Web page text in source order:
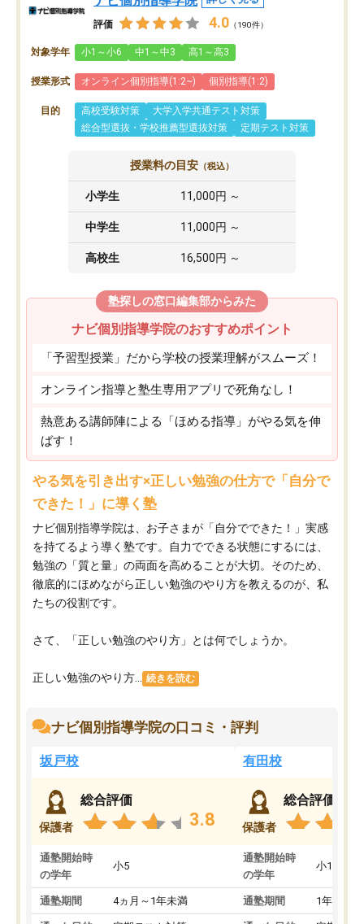
評価 4.0 （190件）
対象学年 小1～小6 中1～中3 高1～高3
授業形式 オンライン個別指導(1:2~) 個別指導(1:2)
目的 高校受験対策
大学入学共通テスト対策
総合型選抜・学校推薦型選抜対策
定期テスト対策
授業料の目安 （税込）
小学生 11,000円 ～
中学生 11,000円 ～
高校生 16,500円 ～
塾探しの窓口編集部からみた
ナビ個別指導学院のおすすめポイント
「予習型授業」だから学校の授業理解がスムーズ！
オンライン指導と塾生専用アプリで死角なし！
熱意ある講師陣による「ほめる指導」がやる気を伸
ばす！
やる気を引き出す×正しい勉強の仕方で「自分で
できた！」に導く塾
ナビ個別指導学院は、お子さまが「自分でできた！」実感
を持てるよう導く塾です。自力でできる状態にするには、
勉強の「質と量」の両面を高めることが大切。そのため、
徹底的にほめながら正しい勉強のやり方を教えるのが、私
たちの役割です。
さて、「正しい勉強のやり方」とは何でしょうか。
正しい勉強のやり方... 続きを読む
ナビ個別指導学院の口コミ・評判
坂戸校
保護者
総合評価
3.8
通塾開始時
の学年
小5
通塾期間 4ヵ月～1年未満
有田校
保護者
総合評価
通塾開始時
の学年
小1
通塾期間 1年以上